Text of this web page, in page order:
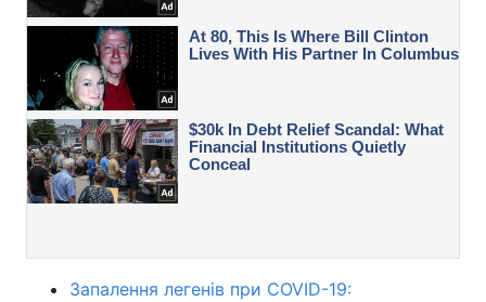
Запалення легенів при COVID-19: